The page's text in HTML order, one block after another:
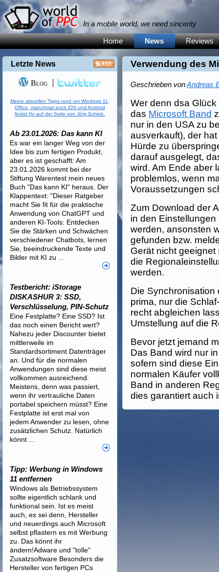
In a mobile world, we need sincerity
Home News Reviews
Verwendung des
Geschrieben vonAndreas
Wer denn dsa
das Microsoft Band
nur in den USA zu
ausverkauft), der
Hürde zu
darauf ausgelegt,
wird. Am Ende aber
problemlos, wenn
Voraussetzungen
Zum Download der
in den
werden, ansonsten
gefunden bzw.
Gerät nicht
die
werden.
Die Synchronisation
prima, nur die
recht abgleichen
Umstellung auf die
Bevor jetzt jemand
Das Band wird nur
sofern sind diese
normalen Käufer
Band in anderen
dies garantiert auch
Letzte News
Blog
Meine aktuellen Tipps rund um Windows 11,
Office, manchmal auch iOS und Android
findet Ihr auf der Seite von Jörg Schieb.
Ab 23.01.2026: Das kann KI
Es war ein langer Weg von der
Idee bis zum fertigen Produkt,
aber es ist geschafft: Am
23.01.2026 kommt bei der
Stiftung Warentest mein neues
Buch "Das kann KI" heraus. Der
Klappentext: "Dieser Ratgeber
macht Sie fit für die praktische
Anwendung von ChatGPT und
anderen KI-Tools: Entdecken
Sie die Stärken und Schwächen
verschiedener Chatbots, lernen
Sie, beeindruckende Texte und
Bilder mit KI zu ...
Testbericht: iStorage
DISKASHUR 3: SSD,
Verschlüsselung, PIN-Schutz
Eine Festplatte? Eine SSD? Ist
das noch einen Bericht wert?
Nahezu jeder Discounter bietet
mittlerweile im
Standardsortiment Datenträger
an. Und für die normalen
Anwendungen sind diese meist
vollkommen ausreichend.
Meistens, denn was passiert,
wenn ihr vertrauliche Daten
portabel speichern müsst? Eine
Festplatte ist erst mal von
jedem Anwender zu lesen, ohne
zusätzlichen Schutz. Natürlich
könnt ...
Tipp: Werbung in Windows
11 entfernen
Windows als Betriebssystem
sollte eigentlich schlank und
funktional sein. Ist es meist
auch, es sei denn, Hersteller
und neuerdings auch Microsoft
selbst pflastern es mit Werbung
zu. Das könnt ihr
ändern!Adware und "tolle"
Zusatzsoftware Besonders die
Hersteller von fertigen PCs